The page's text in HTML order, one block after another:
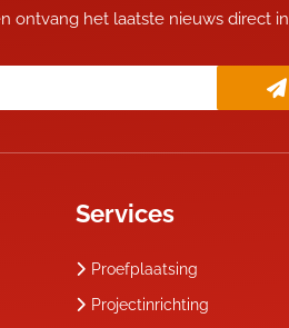
ontvang het laatste nieuws direct
Services
Proefplaatsing
Projectinrichting